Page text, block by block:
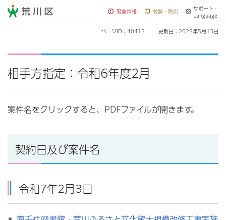
荒川区 緊急情報 救急・防災
サポート・
Language
ページID：40415 更新日：2025年5月13日
相手方指定：令和6年度2月
案件名をクリックすると、PDFファイルが開きます。
契約日及び案件名
令和7年2月3日